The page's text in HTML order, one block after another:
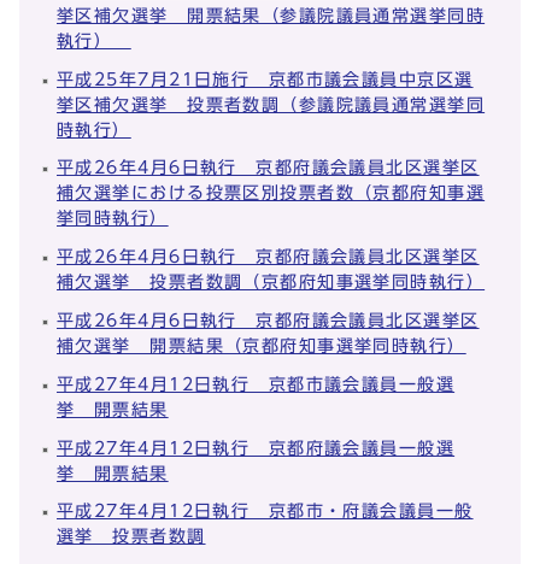
挙区補欠選挙 開票結果（参議院議員通常選挙同時
執行）
平成25年7月21日施行 京都市議会議員中京区選
挙区補欠選挙 投票者数調（参議院議員通常選挙同
時執行）
平成26年4月6日執行 京都府議会議員北区選挙区
補欠選挙における投票区別投票者数（京都府知事選
挙同時執行）
平成26年4月6日執行 京都府議会議員北区選挙区
補欠選挙 投票者数調（京都府知事選挙同時執行）
平成26年4月6日執行 京都府議会議員北区選挙区
補欠選挙 開票結果（京都府知事選挙同時執行）
平成27年4月12日執行 京都市議会議員一般選
挙 開票結果
平成27年4月12日執行 京都府議会議員一般選
挙 開票結果
平成27年4月12日執行 京都市・府議会議員一般
選挙 投票者数調